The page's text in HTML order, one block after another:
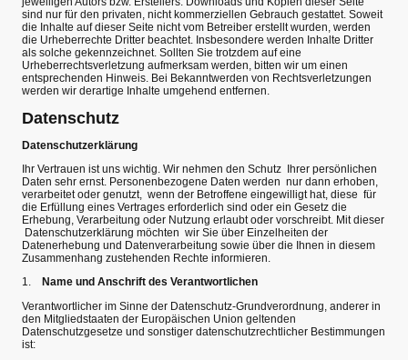
sind nur für den privaten, nicht kommerziellen Gebrauch gestattet. Soweit
die Inhalte auf dieser Seite nicht vom Betreiber erstellt wurden, werden
die Urheberrechte Dritter beachtet. Insbesondere werden Inhalte Dritter
als solche gekennzeichnet. Sollten Sie trotzdem auf eine
Urheberrechtsverletzung aufmerksam werden, bitten wir um einen
entsprechenden Hinweis. Bei Bekanntwerden von Rechtsverletzungen
werden wir derartige Inhalte umgehend entfernen.
Datenschutz
Datenschutzerklärung
Ihr Vertrauen ist uns wichtig. Wir nehmen den Schutz Ihrer persönlichen
Daten sehr ernst. Personenbezogene Daten werden nur dann erhoben,
verarbeitet oder genutzt, wenn der Betroffene eingewilligt hat, diese für
die Erfüllung eines Vertrages erforderlich sind oder ein Gesetz die
Erhebung, Verarbeitung oder Nutzung erlaubt oder vorschreibt. Mit dieser
Datenschutzerklärung möchten wir Sie über Einzelheiten der
Datenerhebung und Datenverarbeitung sowie über die Ihnen in diesem
Zusammenhang zustehenden Rechte informieren.
1.
Name und Anschrift des Verantwortlichen
Verantwortlicher im Sinne der Datenschutz-Grundverordnung, anderer in
den Mitgliedstaaten der Europäischen Union geltenden
Datenschutzgesetze und sonstiger datenschutzrechtlicher Bestimmungen
ist: